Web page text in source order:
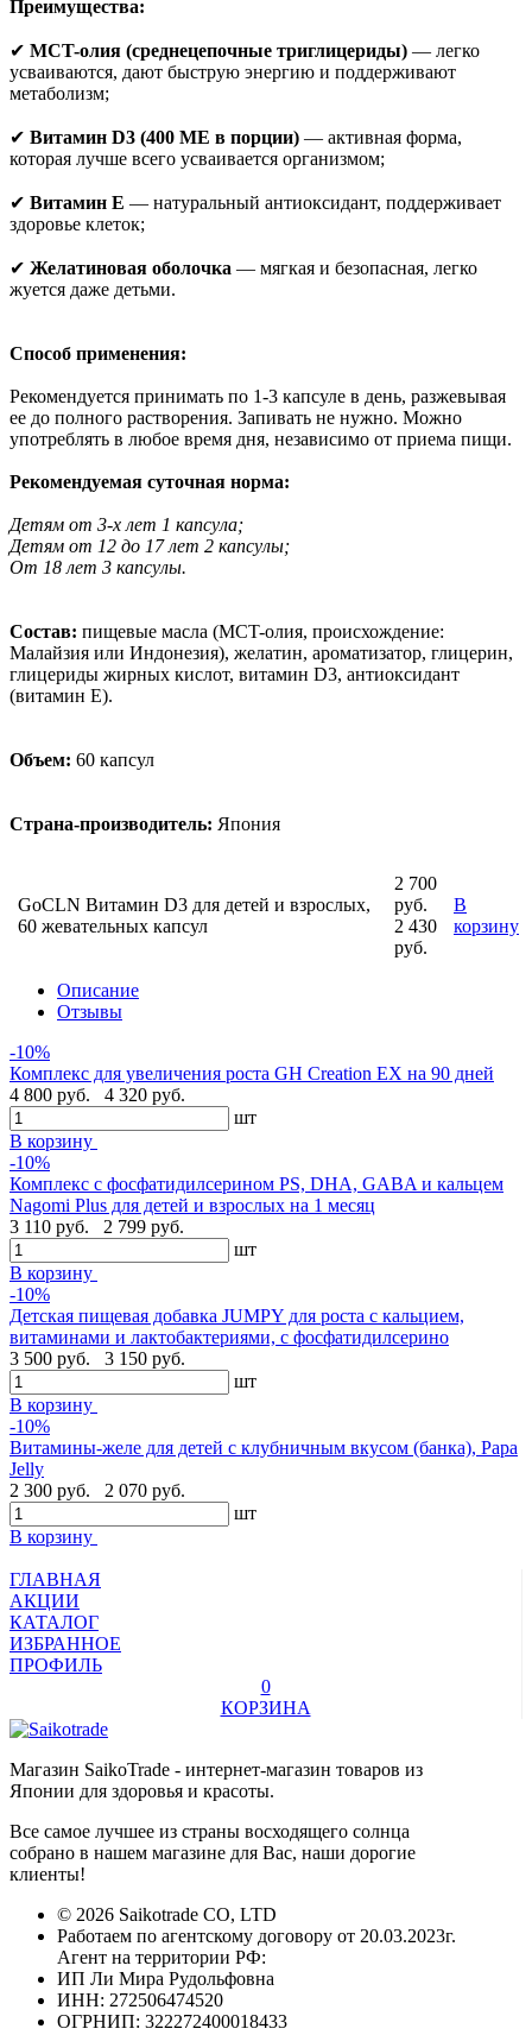
Преимущества:
✔ MCT-олия (среднецепочные триглицериды) — легко
усваиваются, дают быструю энергию и поддерживают
метаболизм;
✔ Витамин D3 (400 МЕ в порции) — активная форма,
которая лучше всего усваивается организмом;
✔ Витамин E — натуральный антиоксидант, поддерживает
здоровье клеток;
✔ Желатиновая оболочка — мягкая и безопасная, легко
жуется даже детьми.
Способ применения:
Рекомендуется принимать по 1-3 капсуле в день, разжевывая
ее до полного растворения. Запивать не нужно. Можно
употреблять в любое время дня, независимо от приема пищи.
Рекомендуемая суточная норма:
Детям от 3-х лет 1 капсула;
Детям от 12 до 17 лет 2 капсулы;
От 18 лет 3 капсулы.
Состав: пищевые масла (MCT-олия, происхождение:
Малайзия или Индонезия), желатин, ароматизатор, глицерин,
глицериды жирных кислот, витамин D3, антиоксидант
(витамин E).
Объем: 60 капсул
Страна-производитель: Япония
GoCLN Витамин D3 для детей и взрослых,
60 жевательных капсул
2 700
руб.
2 430
руб.
В
корзину
Описание
Отзывы
-10%
Комплекс для увеличения роста GH Creation EX на 90 дней
4 800 руб.
4 320 руб.
шт
В корзину
-10%
Комплекс с фосфатидилсерином PS, DHA, GABA и кальцем
Nagomi Plus для детей и взрослых на 1 месяц
3 110 руб.
2 799 руб.
шт
В корзину
-10%
Детская пищевая добавка JUMPY для роста с кальцием,
витаминами и лактобактериями, с фосфатидилсерино
3 500 руб.
3 150 руб.
шт
В корзину
-10%
Витамины-желе для детей с клубничным вкусом (банка), Papa
Jelly
2 300 руб.
2 070 руб.
шт
В корзину
ГЛАВНАЯ
АКЦИИ
КАТАЛОГ
ИЗБРАННОЕ
ПРОФИЛЬ
0
КОРЗИНА
Магазин SaikoTrade - интернет-магазин товаров из
Японии для здоровья и красоты.
Все самое лучшее из страны восходящего солнца
собрано в нашем магазине для Вас, наши дорогие
клиенты!
© 2026 Saikotrade CO, LTD
Работаем по агентскому договору от 20.03.2023г.
Агент на территории РФ:
ИП Ли Мира Рудольфовна
ИНН: 272506474520
ОГРНИП: 322272400018433